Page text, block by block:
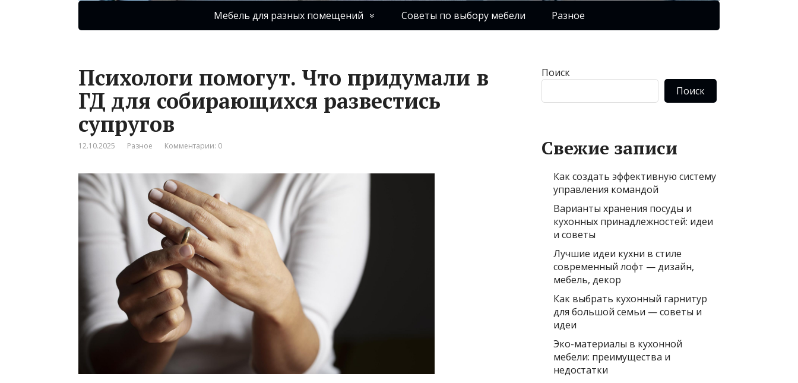
Мебель для разных помещений Советы по выбору мебели Разное
Психологи помогут. Что придумали в
ГД для собирающихся развестись
супругов
12.10.2025 Разное Комментарии: 0
Поиск
Поиск
Свежие записи
Как создать эффективную систему
управления командой
Варианты хранения посуды и
кухонных принадлежностей: идеи
и советы
Лучшие идеи кухни в стиле
современный лофт — дизайн,
мебель, декор
Как выбрать кухонный гарнитур
для большой семьи — советы и
идеи
Эко-материалы в кухонной
мебели: преимущества и
недостатки